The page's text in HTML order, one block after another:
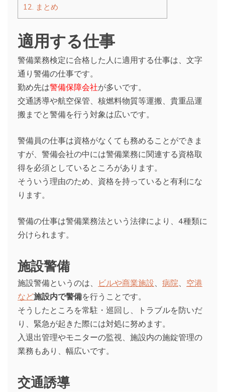
12. まとめ
適用する仕事
警備業務検定に合格した人に適用する仕事は、文字
通り警備の仕事です。
勤め先は警備保障会社が多いです。
交通誘導や航空保管、核燃料物質等運搬、貴重品運
搬までと警備を行う対象は広いです。
警備員の仕事は資格がなくても務めることができま
すが、警備会社の中には警備業務に関連する資格取
得を必須としているところがあります。
そういう理由のため、資格を持っていると有利にな
ります。
警備の仕事は警備業務法という法律により、4種類に
分けられます。
施設警備
施設警備というのは、 ビルや商業施設、 病院、 空港
など施設内で警備を行うことです。
そうしたところを常駐・巡回し、トラブルを防いだ
り、緊急が起きた際には対処に努めます。
入退出管理やモニターの監視、施設内の施錠管理の
業務もあり、幅広いです。
交通誘導